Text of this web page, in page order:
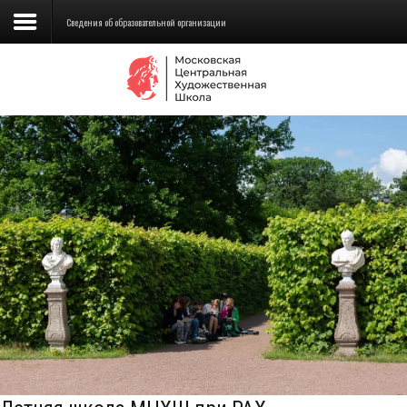
Сведения об образовательной
Школа
Училище
Детская Художественная школа
Поступающим
Подготовка
Образование
Доп. образование
Сведения об образовательной организации